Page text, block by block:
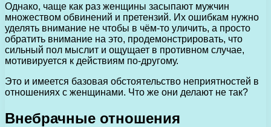
Однако, чаще как раз женщины засыпают мужчин
множеством обвинений и претензий. Их ошибкам нужно
уделять внимание не чтобы в чём-то уличить, а просто
обратить внимание на это, продемонстрировать, что
сильный пол мыслит и ощущает в противном случае,
мотивируется к действиям по-другому.
Это и имеется базовая обстоятельство неприятностей в
отношениях с женщинами. Что же они делают не так?
Внебрачные отношения